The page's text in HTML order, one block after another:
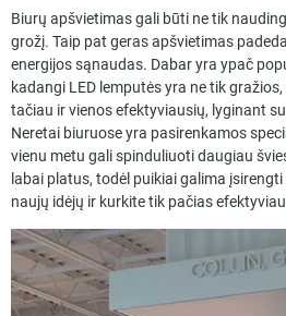
Biurų apšvietimas gali būti ne tik
grožį. Taip pat geras apšvietimas
energijos sąnaudas. Dabar yra ypač
kadangi LED lemputės yra ne tik
tačiau ir vienos efektyviausių, lyginant
Neretai biuruose yra pasirenkamos
vienu metu gali spinduliuoti daugiau
labai platus, todėl puikiai galima
naujų idėjų ir kurkite tik pačias